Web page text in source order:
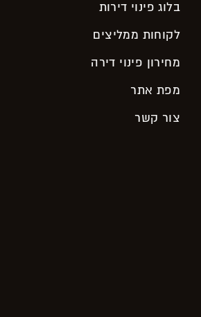
בלוג פינוי דירות
לקוחות ממליצים
מחירון פינוי דירה
מפת אתר
צור קשר